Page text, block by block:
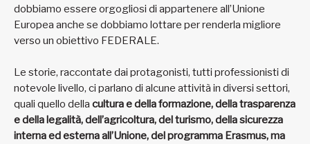
dobbiamo essere orgogliosi di appartenere all’Unione
Europea anche se dobbiamo lottare per renderla migliore
verso un obiettivo FEDERALE.
Le storie, raccontate dai protagonisti, tutti professionisti di
notevole livello, ci parlano di alcune attività in diversi settori,
quali quello della cultura e della formazione, della trasparenza
e della legalità, dell’agricoltura, del turismo, della sicurezza
interna ed esterna all’Unione, del programma Erasmus, ma